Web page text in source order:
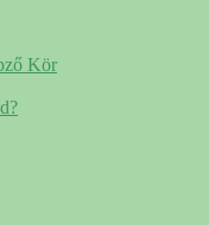
Kör